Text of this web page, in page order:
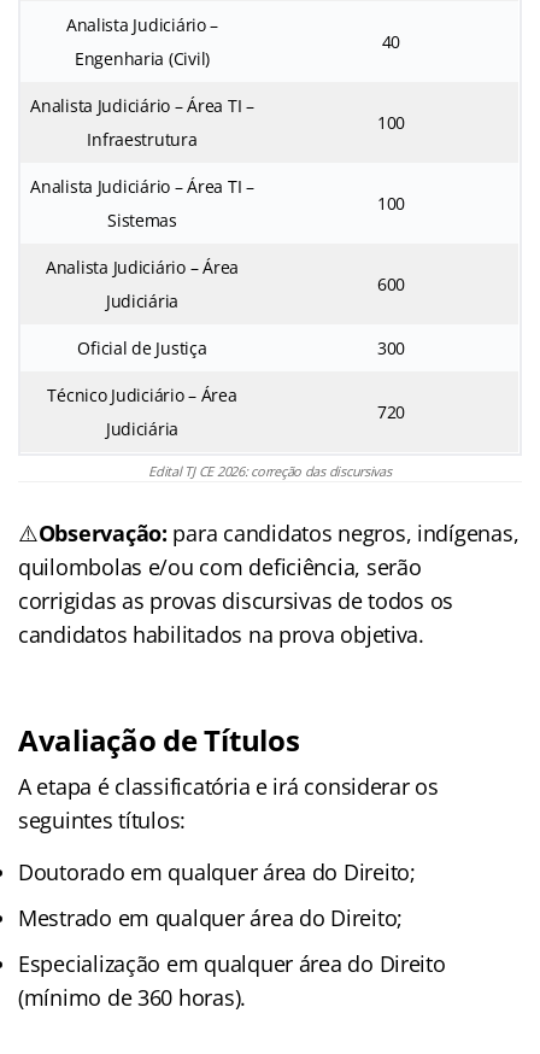
Analista Judiciário –
Engenharia (Civil)
40
Analista Judiciário – Área TI –
Infraestrutura
100
Analista Judiciário – Área TI –
Sistemas
100
Analista Judiciário – Área
Judiciária
600
Oficial de Justiça 300
Técnico Judiciário – Área
Judiciária
720
Edital TJ CE 2026: correção das discursivas
⚠️Observação: para candidatos negros, indígenas,
quilombolas e/ou com deficiência, serão
corrigidas as provas discursivas de todos os
candidatos habilitados na prova objetiva.
Avaliação de Títulos
A etapa é classificatória e irá considerar os
seguintes títulos:
Doutorado em qualquer área do Direito;
Mestrado em qualquer área do Direito;
Especialização em qualquer área do Direito
(mínimo de 360 horas).